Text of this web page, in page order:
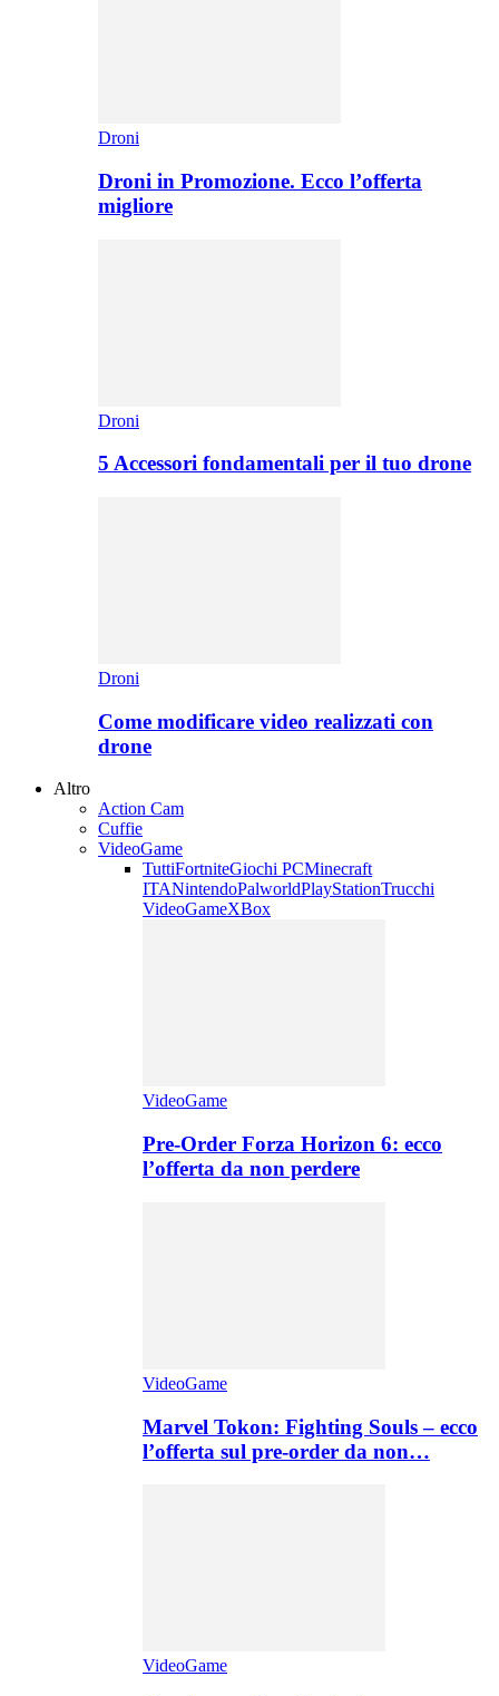
Droni
Droni in Promozione. Ecco l’offerta
migliore
Droni
5 Accessori fondamentali per il tuo drone
Droni
Come modificare video realizzati con
drone
Altro
Action Cam
Cuffie
VideoGame
TuttiFortniteGiochi PCMinecraft
ITANintendoPalworldPlayStationTrucchi
VideoGameXBox
VideoGame
Pre-Order Forza Horizon 6: ecco
l’offerta da non perdere
VideoGame
Marvel Tokon: Fighting Souls – ecco
l’offerta sul pre-order da non…
VideoGame